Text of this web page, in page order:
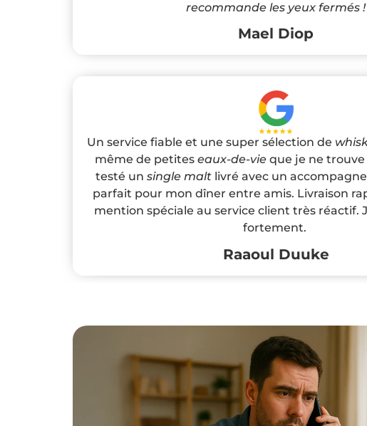
recommande les yeux fermés !
Mael Diop
Un service fiable et une super sélection de
même de petites eaux-de-vie que je ne trouve
testé un single malt livré avec un
parfait pour mon dîner entre amis. Livraison
mention spéciale au service client très réactif.
fortement.
Raaoul Duuke